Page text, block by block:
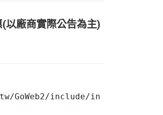
以廠商實際公告為主)
GoWeb2/include/in